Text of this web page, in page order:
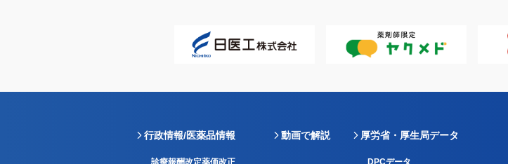
行政情報/医薬品情報
診療報酬改定薬価改正
動画で解説 厚労省・厚生局データ
DPCデータ